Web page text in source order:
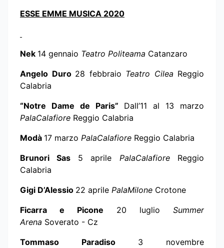
ESSE EMME MUSICA 2020
Nek 14 gennaio Teatro Politeama Catanzaro
Angelo Duro 28 febbraio Teatro Cilea Reggio
Calabria
“Notre Dame de Paris” Dall’11 al 13 marzo
PalaCalafiore Reggio Calabria
Modà 17 marzo PalaCalafiore Reggio Calabria
Brunori Sas 5 aprile PalaCalafiore Reggio
Calabria
Gigi D’Alessio 22 aprile PalaMilone Crotone
Ficarra e Picone 20 luglioSummer
Arena Soverato - Cz
Tommaso Paradiso 3 novembre